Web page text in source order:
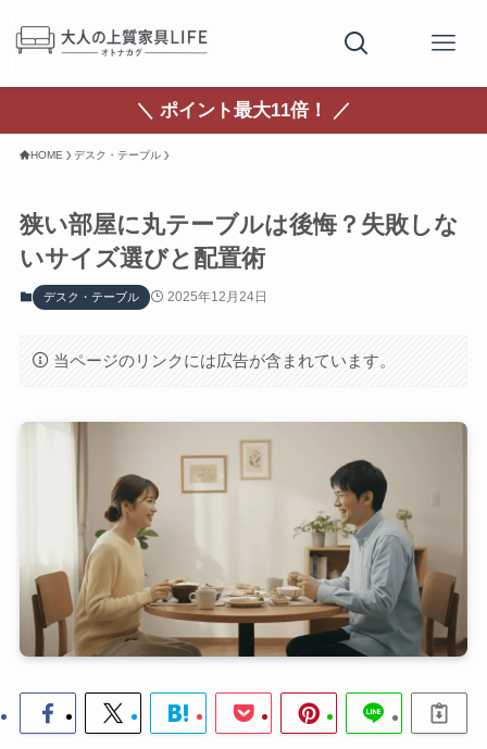
＼ ポイント最大11倍！ ／
HOME デスク・テーブル
狭い部屋に丸テーブルは後悔？失敗しな
いサイズ選びと配置術
デスク・テーブル 2025年12月24日
当ページのリンクには広告が含まれています。